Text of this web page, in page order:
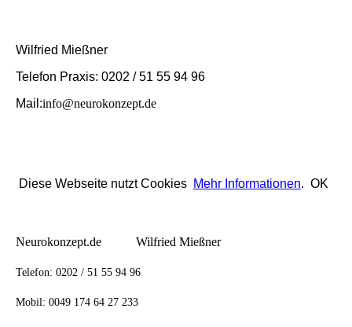
Wilfried Mießner
Telefon Praxis: 0202 / 51 55 94 96
Mail:info@neurokonzept.de
Diese Webseite nutzt Cookies Mehr Informationen. OK
Neurokonzept.de Wilfried Mießner
Telefon: 0202 / 51 55 94 96
Mobil: 0049 174 64 27 233